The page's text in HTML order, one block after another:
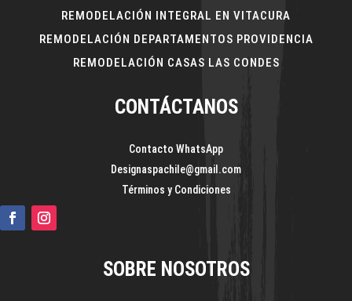
REMODELACIÓN INTEGRAL EN VITACURA
REMODELACIÓN DEPARTAMENTOS PROVIDENCIA
REMODELACIÓN CASAS LAS CONDES
CONTÁCTANOS
Contacto WhatsApp
Designaspachile@gmail.com
Términos y Condiciones
SOBRE NOSOTROS